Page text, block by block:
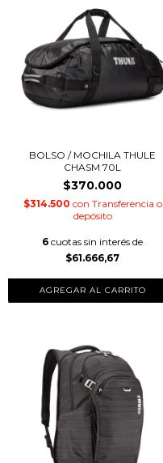
BOLSO / MOCHILA THULE
CHASM 70L
$370.000
$314.500 con Transferencia o
depósito
6 cuotas sin interés de
$61.666,67
AGREGAR AL CARRITO